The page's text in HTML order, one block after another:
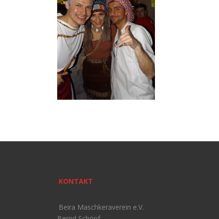
KONTAKT
Beira Maschkeraverein e.V.